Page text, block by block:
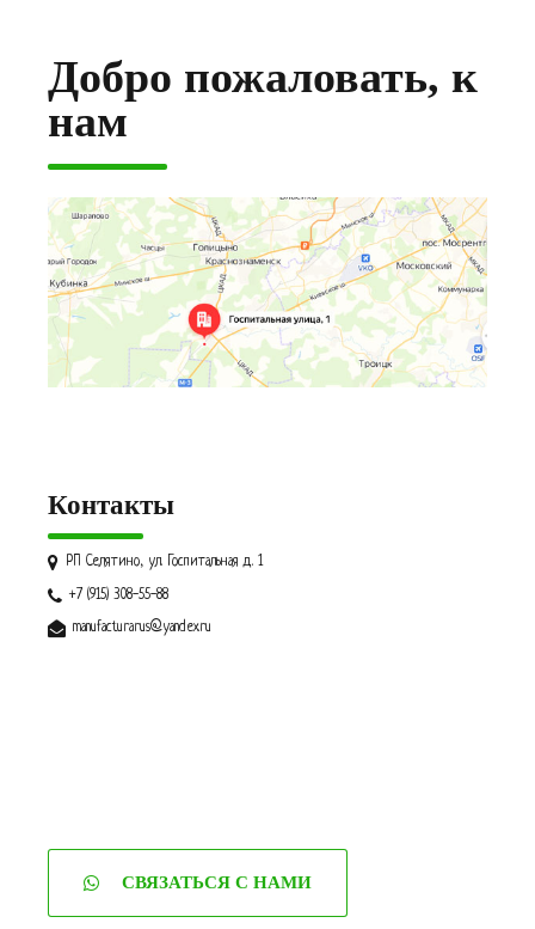
Добро пожаловать, к
нам
Контакты
РП Селятино, ул. Госпитальная д. 1
+7 (915) 308-55-88
manufacturarus@yandex.ru
СВЯЗАТЬСЯ С НАМИ